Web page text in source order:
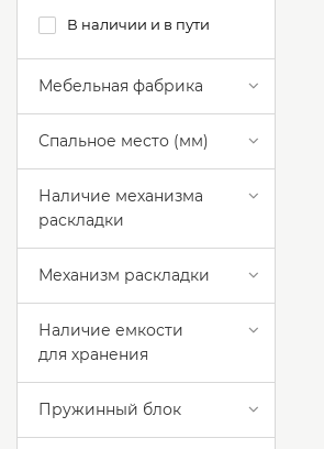
В наличии и в пути
Мебельная фабрика
Спальное место (мм)
Наличие механизма
раскладки
Механизм раскладки
Наличие емкости
для хранения
Пружинный блок